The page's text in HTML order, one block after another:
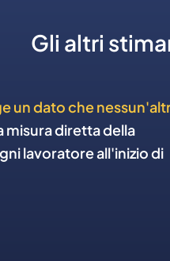
Gli altri
un dato che
misura diretta della
lavoratore all'inizio di